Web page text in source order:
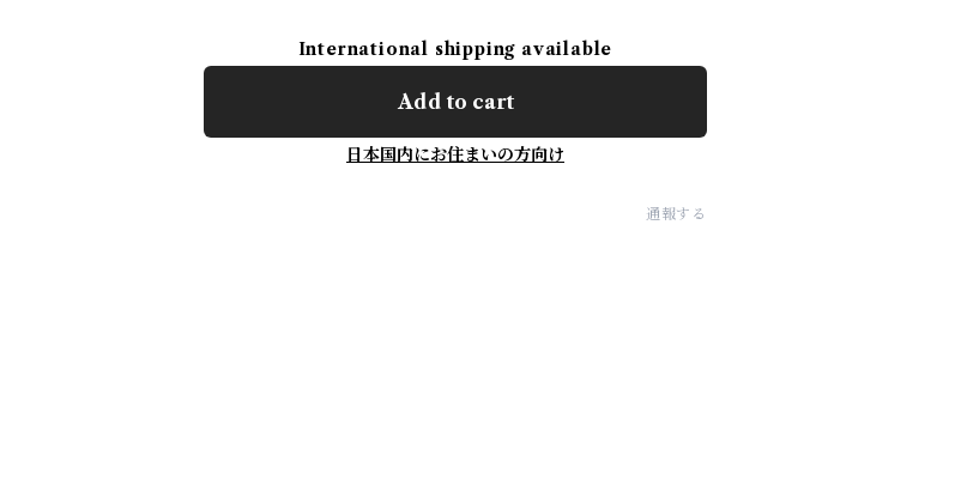
International shipping available
Add to cart
日本国内にお住まいの方向け
通報する